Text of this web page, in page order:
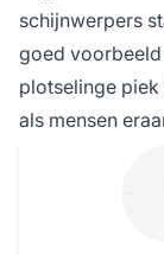
schijnwerpers
goed voorbeeld
plotselinge piek
als mensen